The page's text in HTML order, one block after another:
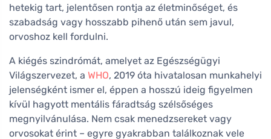
hetekig tart, jelentősen rontja az életminőséget, és
szabadság vagy hosszabb pihenő után sem javul,
orvoshoz kell fordulni.
A kiégés szindrómát, amelyet az Egészségügyi
Világszervezet, a WHO, 2019 óta hivatalosan munkahelyi
jelenségként ismer el, éppen a hosszú ideig figyelmen
kívül hagyott mentális fáradtság szélsőséges
megnyilvánulása. Nem csak menedzsereket vagy
orvosokat érint – egyre gyakrabban találkoznak vele